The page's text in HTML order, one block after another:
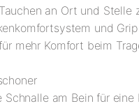
an Ort und Stelle
und
mehr Komfort beim
Schnalle am Bein für eine